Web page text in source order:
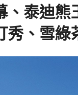
、泰迪熊
秀、雪綠